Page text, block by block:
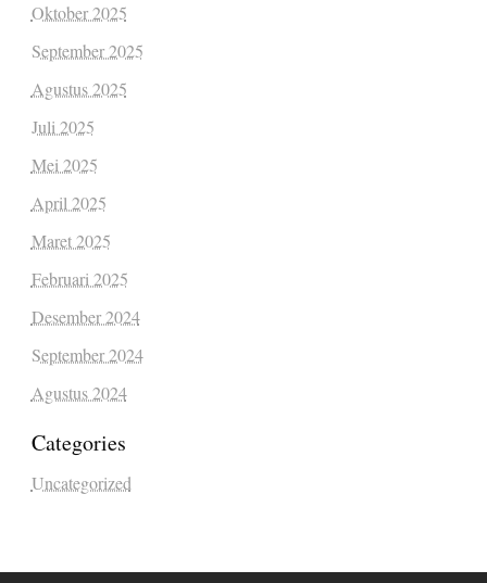
Oktober 2025
September 2025
Agustus 2025
Juli 2025
Mei 2025
April 2025
Maret 2025
Februari 2025
Desember 2024
September 2024
Agustus 2024
Categories
Uncategorized